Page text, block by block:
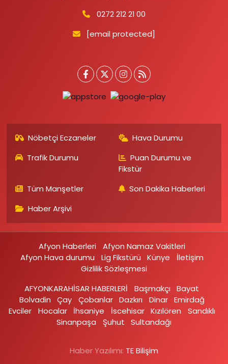
0272 212 21 00
[email protected]
Nöbetçi Eczaneler
Hava Durumu
Trafik Durumu
Puan Durumu ve
Fikstür
Tüm Manşetler
Son Dakika Haberleri
Haber Arşivi
Afyon Haberleri
Afyon Namaz Vakitleri
Afyon Hava durumu
Lig Fikstürü Künye
İletişim
Gizlilik Sözleşmesi
AFYONKARAHİSAR HABERLERİ
Başmakçı
Bayat
Bolvadin
Çay Çobanlar Dazkırı Dinar Emirdağ‎
Evciler‎
Hocalar İhsaniye‎ İscehisar Kızılören‎
Sandıklı‎
Sinanpaşa
Şuhut Sultandağı
Haber Yazılımı: TE Bilişim